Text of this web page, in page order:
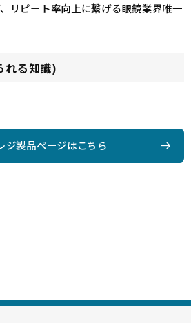
リピート率向上に繋げる眼鏡業界唯一
れる知識)
ジ製品ページはこちら